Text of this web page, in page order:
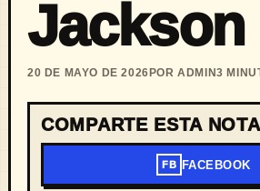
Jackson
20 DE MAYO DE 2026 POR ADMIN3
COMPARTE ESTA NOTA
FB FACEBOOK